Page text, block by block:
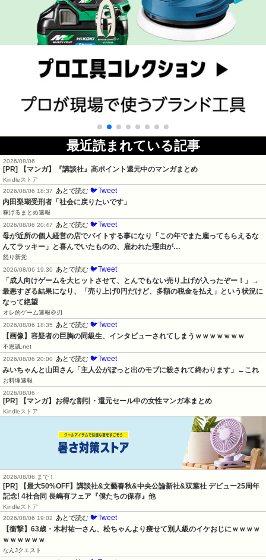
最近読まれている記事
2026/08/06
[PR] 【マンガ】『講談社』高ポイント還元中のマンガまとめ
Kindleストア
2026/08/06 18:37
あとで読む 🐦Tweet
内田梨瑚受刑者「社会に戻りたいです」
稼げるまとめ速報
2026/08/06 20:47
あとで読む 🐦Tweet
母が近所の個人経営の店でバイトする事になり「この年でまた雇ってもらえるな
んてラッキー」と喜んでいたものの、雇われた理由が…
怒り新党
2026/08/06 19:30
あとで読む 🐦Tweet
「成人向けゲームを大ヒットさせて、とんでもない売り上げが入ったぞー！」→
最悪すぎる結果になり、「売り上げ0円だけど、多額の税金を払え」という状況に
なって絶望
オレ的ゲーム速報＠刃
2026/08/06 18:35
あとで読む 🐦Tweet
【画像】容疑者の巨胸の同級生、インタビューされてしまうｗｗｗｗｗｗｗ
不思議.net
2026/08/06 20:00
あとで読む 🐦Tweet
みいちゃんと山田さん「主人公がぽっと出のモブに殺されて終わります」←これ
お料理速報
2026/08/06
[PR] 【マンガ】お得な割引・還元セール中の女性マンガ本まとめ
Kindleストア
2026/08/06 まで！
[PR] 【最大50%OFF】講談社&文藝春秋&中央公論新社&双葉社 デビュー25周年
記念! 4社合同 長嶋有フェア『僕たちの保存』他
Kindleストア
2026/08/06 19:02
あとで読む 🐦Tweet
【衝撃】63歳・木村祐一さん、松ちゃんより痩せて別人級のイケおじにｗｗｗｗ
ｗｗｗｗｗｗ
なんJクエスト